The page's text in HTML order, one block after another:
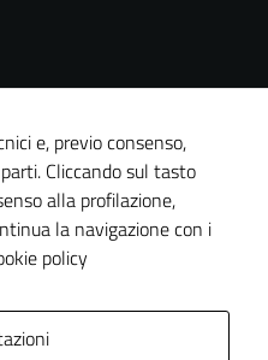
e, previo consenso,
Cliccando sul tasto
alla profilazione,
la navigazione con i
policy